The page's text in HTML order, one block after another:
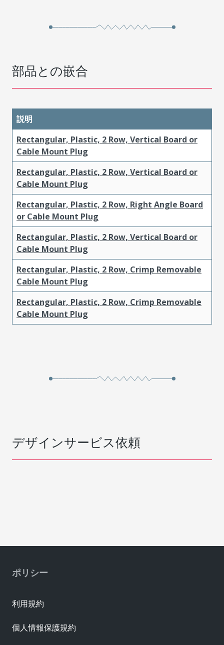
部品との嵌合
説明
Rectangular, Plastic, 2 Row, Vertical Board or
Cable Mount Plug
Rectangular, Plastic, 2 Row, Vertical Board or
Cable Mount Plug
Rectangular, Plastic, 2 Row, Right Angle Board
or Cable Mount Plug
Rectangular, Plastic, 2 Row, Vertical Board or
Cable Mount Plug
Rectangular, Plastic, 2 Row, Crimp Removable
Cable Mount Plug
Rectangular, Plastic, 2 Row, Crimp Removable
Cable Mount Plug
デザインサービス依頼
ポリシー
利用規約
個人情報保護規約